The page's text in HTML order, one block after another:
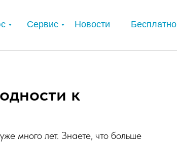
Сервис Новости Бесплатно
к
много лет. Знаете, что больше